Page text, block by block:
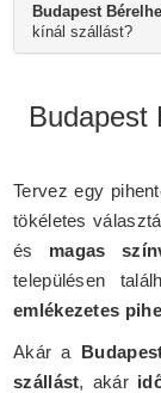
Budapest
kínál szállást?
Budapest
Tervez egy
tökéletes
és magas
településen
emlékezetes
Akár a
szállást, akár